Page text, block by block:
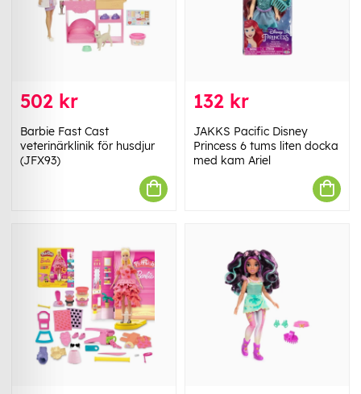
502 kr
Barbie Fast Cast
veterinärklinik för husdjur
(JFX93)
132 kr
JAKKS Pacific Disney
Princess 6 tums liten docka
med kam Ariel